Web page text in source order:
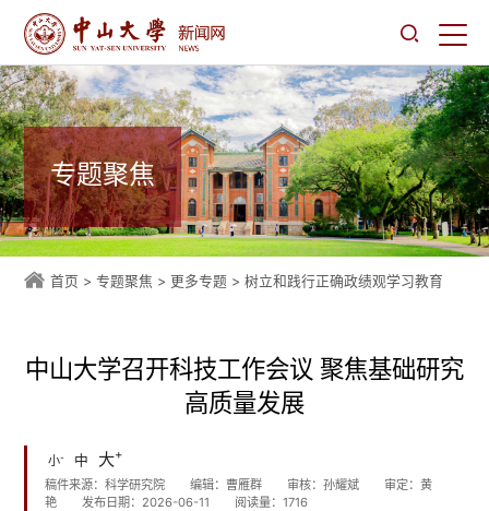
专题聚焦
首页 >专题聚焦 >更多专题 >树立和践行正确政绩观学习教育
中山大学召开科技工作会议 聚焦基础研究
高质量发展
小- 中 大+
稿件来源：科学研究院
编辑：曹雁群 审核：孙耀斌
审定：黄
艳
发布日期：2026-06-11 阅读量：1716